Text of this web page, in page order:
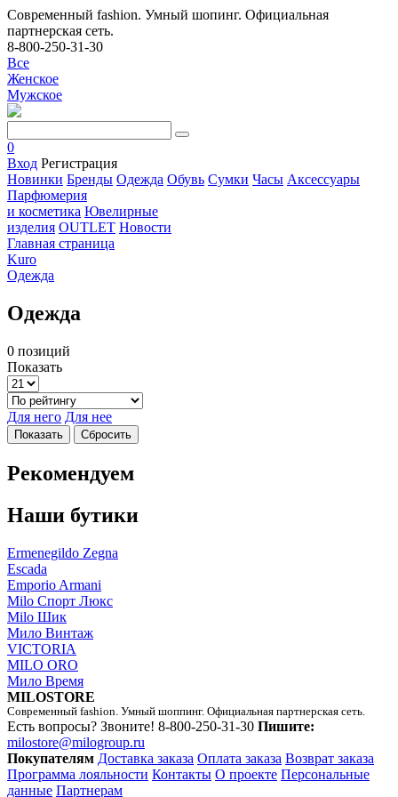
Современный fashion. Умный шопинг. Официальная
партнерская сеть.
8-800-250-31-30
Все
Женское
Мужское
0
Вход Регистрация
Новинки Бренды Одежда Обувь Сумки Часы Аксессуары
Парфюмерия
и косметика Ювелирные
изделия OUTLET Новости
Главная страница
Kuro
Одежда
Одежда
0 позиций
Показать
Для него Для нее
Рекомендуем
Наши бутики
Ermenegildo Zegna
Escada
Emporio Armani
Milo Спорт Люкс
Milo Шик
Мило Винтаж
VICTORIA
MILO ORO
Мило Время
MILOSTORE
Современный fashion. Умный шоппинг. Официальная партнерская сеть.
Есть вопросы? Звоните! 8-800-250-31-30 Пишите:
milostore@milogroup.ru
Покупателям Доставка заказа Оплата заказа Возврат заказа
Программа лояльности Контакты О проекте Персональные
данные Партнерам